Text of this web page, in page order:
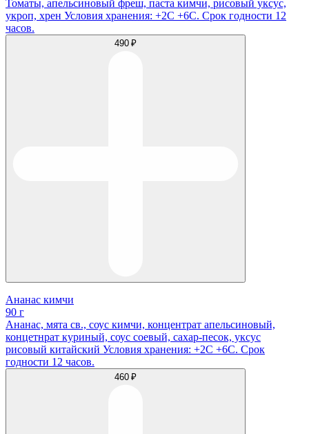
Томаты, апельсиновый фреш, паста кимчи, рисовый уксус,
укроп, хрен Условия хранения: +2С +6С. Срок годности 12
часов.
490 ₽
Ананас кимчи
90 г
Ананас, мята св., соус кимчи, концентрат апельсиновый,
концетнрат куриный, соус соевый, сахар-песок, уксус
рисовый китайский Условия хранения: +2С +6С. Срок
годности 12 часов.
460 ₽